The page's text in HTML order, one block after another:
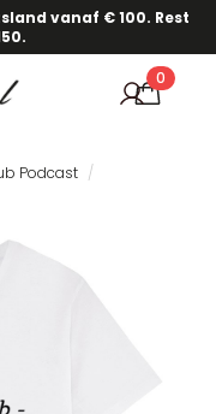
vanaf € 100. Rest
0
Podcast